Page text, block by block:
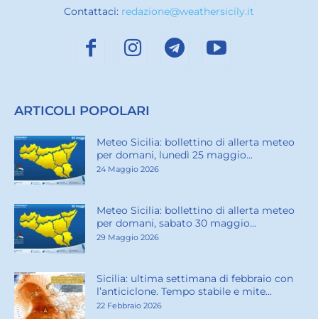
Contattaci: redazione@weathersicily.it
ARTICOLI POPOLARI
Meteo Sicilia: bollettino di allerta meteo
per domani, lunedì 25 maggio...
24 Maggio 2026
Meteo Sicilia: bollettino di allerta meteo
per domani, sabato 30 maggio...
29 Maggio 2026
Sicilia: ultima settimana di febbraio con
l’anticiclone. Tempo stabile e mite...
22 Febbraio 2026